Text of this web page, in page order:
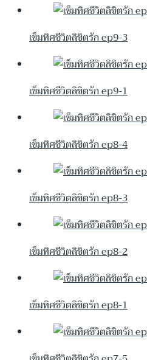
เข็มทิศชีวิตลิขิตรัก ep9-3
เข็มทิศชีวิตลิขิตรัก ep9-1
เข็มทิศชีวิตลิขิตรัก ep8-4
เข็มทิศชีวิตลิขิตรัก ep8-3
เข็มทิศชีวิตลิขิตรัก ep8-2
เข็มทิศชีวิตลิขิตรัก ep8-1